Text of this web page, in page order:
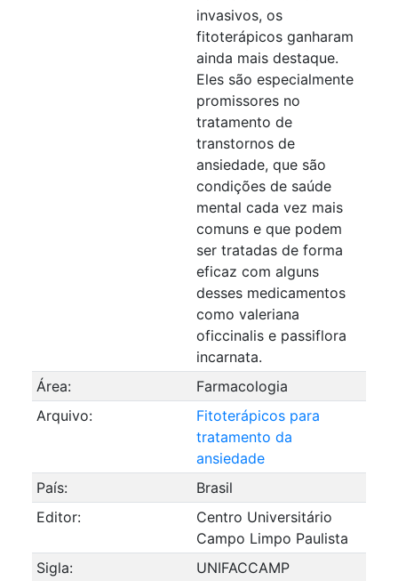
invasivos, os
fitoterápicos ganharam
ainda mais destaque.
Eles são especialmente
promissores no
tratamento de
transtornos de
ansiedade, que são
condições de saúde
mental cada vez mais
comuns e que podem
ser tratadas de forma
eficaz com alguns
desses medicamentos
como valeriana
oficcinalis e passiflora
incarnata.
Área:
Farmacologia
Arquivo:
Fitoterápicos para
tratamento da
ansiedade
País:
Brasil
Editor:
Centro Universitário
Campo Limpo Paulista
Sigla:
UNIFACCAMP